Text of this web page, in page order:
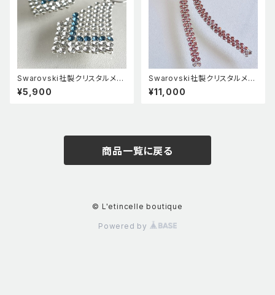
Swarovski社製クリスタルメッ
シュ使用ピアス クリスタル×デ
ニムブルー
¥5,900
Swarovski社製クリスタルメッ
シュ使用ドロップストーン付イヤ
リング ヴィンテージ ローズ
¥11,000
商品一覧に戻る
© L'etincelle boutique
Powered by